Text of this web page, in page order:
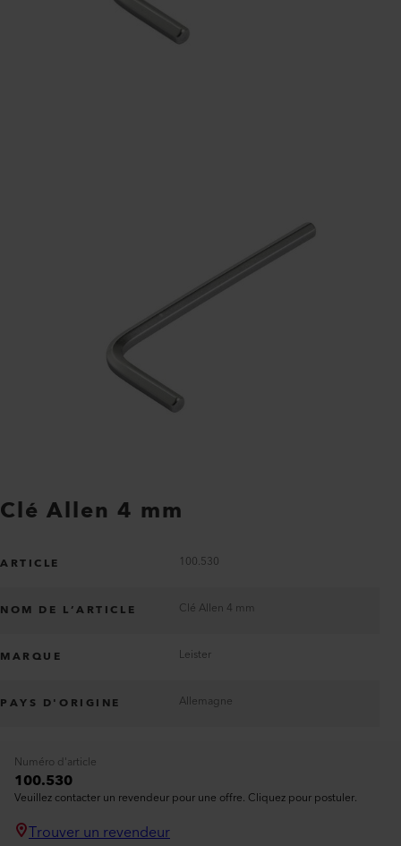
Clé Allen 4 mm
ARTICLE 100.530
NOM DE L’ARTICLE Clé Allen 4 mm
MARQUE Leister
PAYS D'ORIGINE Allemagne
Numéro d'article
100.530
Veuillez contacter un revendeur pour une offre. Cliquez pour postuler.
Trouver un revendeur